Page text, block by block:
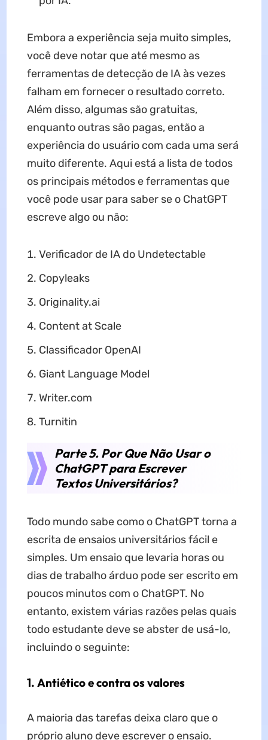
Embora a experiência seja muito simples,
você deve notar que até mesmo as
ferramentas de detecção de IA às vezes
falham em fornecer o resultado correto.
Além disso, algumas são gratuitas,
enquanto outras são pagas, então a
experiência do usuário com cada uma será
muito diferente. Aqui está a lista de todos
os principais métodos e ferramentas que
você pode usar para saber se o ChatGPT
escreve algo ou não:
Verificador de IA do Undetectable
Copyleaks
Originality.ai
Content at Scale
Classificador OpenAI
Giant Language Model
Writer.com
Turnitin
Parte 5. Por Que Não Usar o
ChatGPT para Escrever
Textos Universitários?
Todo mundo sabe como o ChatGPT torna a
escrita de ensaios universitários fácil e
simples. Um ensaio que levaria horas ou
dias de trabalho árduo pode ser escrito em
poucos minutos com o ChatGPT. No
entanto, existem várias razões pelas quais
todo estudante deve se abster de usá-lo,
incluindo o seguinte:
1. Antiético e contra os valores
A maioria das tarefas deixa claro que o
próprio aluno deve escrever o ensaio.